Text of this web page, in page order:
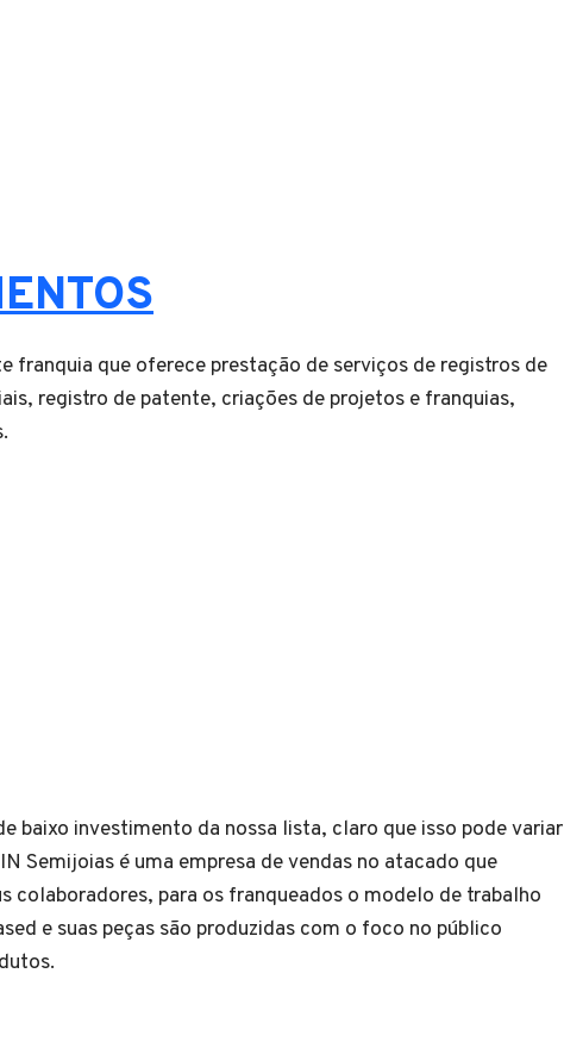
franquia que oferece prestação de serviços de registros de
registro de patente, criações de projetos e franquias,
baixo investimento da nossa lista, claro que isso pode variar
Semijoias é uma empresa de vendas no atacado que
colaboradores, para os franqueados o modelo de trabalho
e suas peças são produzidas com o foco no público